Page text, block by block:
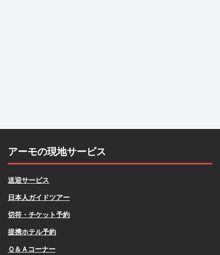
アーモの現地サービス
送迎サービス
日本人ガイドツアー
切符・チケット予約
提携ホテル予約
Ｑ＆Ａコーナー